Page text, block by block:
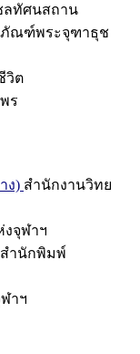
ทัศนสถาน
ณฑ์พระจุฑาธุช
วิต
ร
ง) สำนักงานวิทย
จุฬาฯ
สำนักพิมพ์
าฯ